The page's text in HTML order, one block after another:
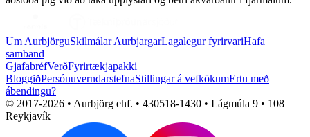
Um AurbjörguSkilmálar AurbjargarLagalegur fyrirvariHafa
samband
GjafabréfVerðFyrirtækjapakki
BloggiðPersónuverndarstefnaStillingar á vefkökumErtu með
ábendingu?
© 2017-2026 • Aurbjörg ehf. • 430518-1430 • Lágmúla 9 • 108
Reykjavík